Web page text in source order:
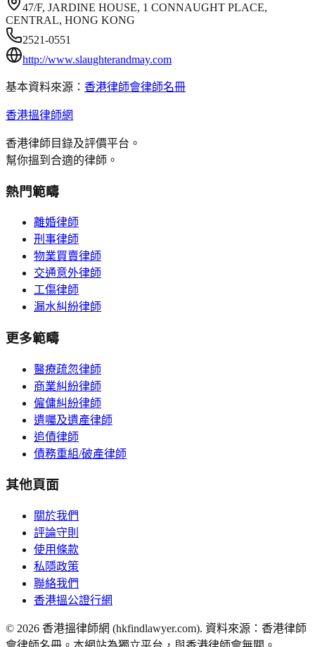
47/F, JARDINE HOUSE, 1 CONNAUGHT PLACE,
CENTRAL, HONG KONG
2521-0551
http://www.slaughterandmay.com
基本資料來源： 香港律師會律師名冊
香港搵律師網
香港律師目錄及評價平台。
幫你搵到合適的律師。
熱門範疇
離婚律師
刑事律師
物業買賣律師
交通意外律師
工傷律師
漏水糾紛律師
更多範疇
醫療疏忽律師
商業糾紛律師
僱傭糾紛律師
遺囑及遺產律師
追債律師
債務重組/破產律師
其他頁面
關於我們
評論守則
使用條款
私隱政策
聯絡我們
香港搵公證行網
© 2026 香港搵律師網 (hkfindlawyer.com). 資料來源：香港律師